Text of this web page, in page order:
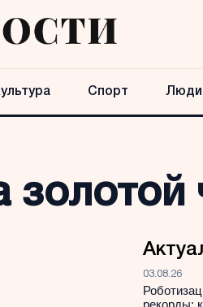
Спорт Люди
золотой
03.08.26
рекорды: